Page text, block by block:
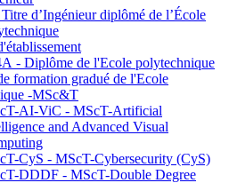
d’Ingénieur diplômé de l’École
- Diplôme de l'Ecole polytechnique
formation gradué de l'Ecole
-MSc&T
AI-ViC - MScT-Artificial
and Advanced Visual
CyS - MScT-Cybersecurity (CyS)
DDDF - MScT-Double Degree